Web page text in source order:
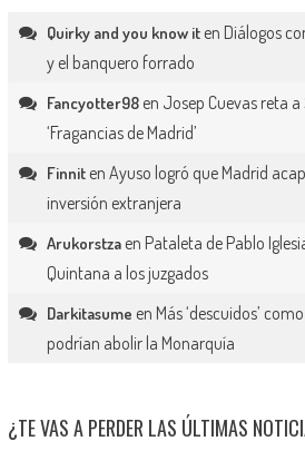
Quirky and you know iten Diálogos
y el banquero forrado
Fancyotter98en Josep Cuevas reta
‘Fragancias de Madrid’
Finniten Ayuso logró que Madrid
inversión extranjera
Arukorstzaen Pataleta de Pablo
Quintana a los juzgados
Darkitasume en Más ‘descuidos’
podrían abolir la Monarquía
¿TE VAS A PERDER LAS ÚLTIMAS